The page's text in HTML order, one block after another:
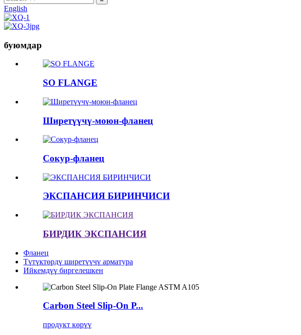
English
буюмдар
SO FLANGE
Ширетүүчү-моюн-фланец
Сокур-фланец
ЭКСПАНСИЯ БИРИНЧИСИ
БИРДИК ЭКСПАНСИЯ
Фланец
Түтүктөрдү ширетүүчү арматура
Ийкемдүү биргелешкен
Carbon Steel Slip-On P...
продукт көрүү